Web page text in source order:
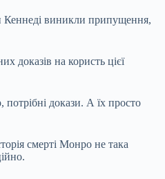
Кеннеді виникли припущення,
доказів на користь цієї
докази. А їх просто
смерті Монро не така